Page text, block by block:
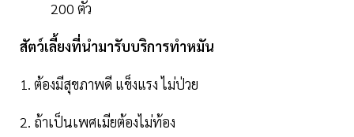
200 ตัว
สัตว์เลี้ยงที่นำมารับบริการทำหมัน
1. ต้องมีสุขภาพดี แข็งแรง ไม่ป่วย
2. ถ้าเป็นเพศเมียต้องไม่ท้อง